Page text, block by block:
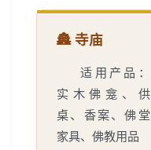
🏯 寺庙
适用产品：
实木佛龛、供
桌、香案、佛堂
家具、佛教用品